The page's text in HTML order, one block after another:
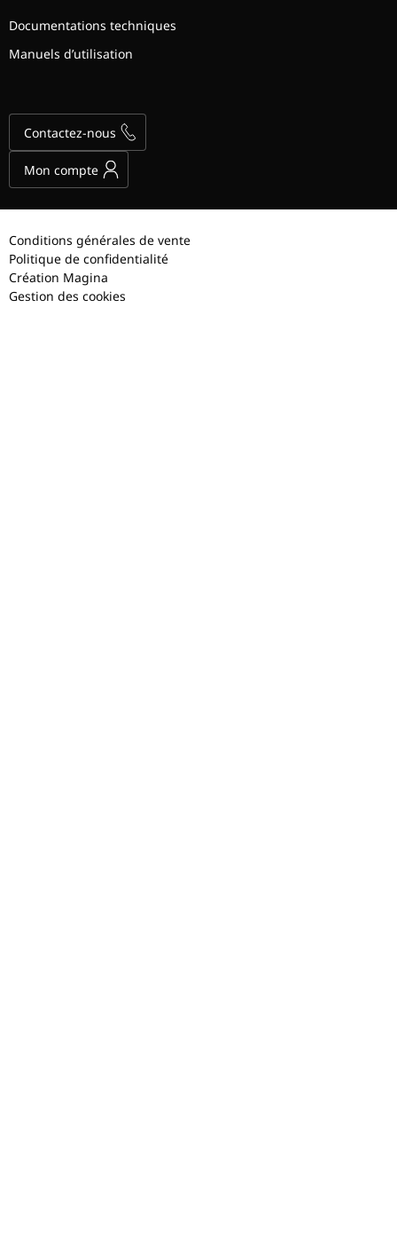
Documentations techniques
Manuels d’utilisation
Contactez-nous
Mon compte
Conditions générales de vente
Politique de confidentialité
Création Magina
Gestion des cookies